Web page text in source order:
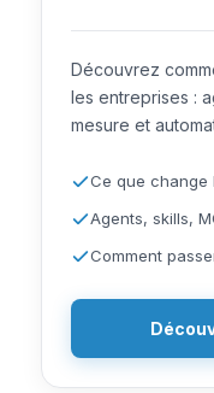
Découvrez
les entreprises :
mesure et
Ce que change
Agents, skills,
Comment